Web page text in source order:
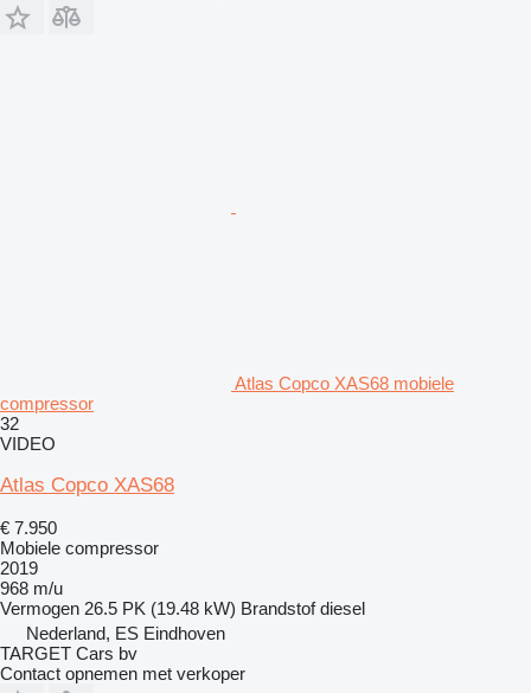
Atlas Copco XAS68 mobiele
compressor
32
VIDEO
Atlas Copco XAS68
€ 7.950
Mobiele compressor
2019
968 m/u
Vermogen 26.5 PK (19.48 kW) Brandstof diesel
Nederland, ES Eindhoven
TARGET Cars bv
Contact opnemen met verkoper